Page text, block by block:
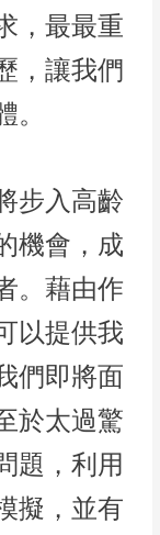
，最最重
，讓我們
步入高齡
機會，成
。藉由作
以提供我
們即將面
於太過驚
題，利用
擬，並有